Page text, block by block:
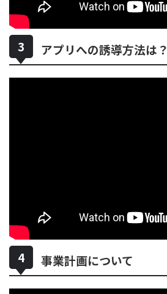
アプリへの誘導方法は？
事業計画について